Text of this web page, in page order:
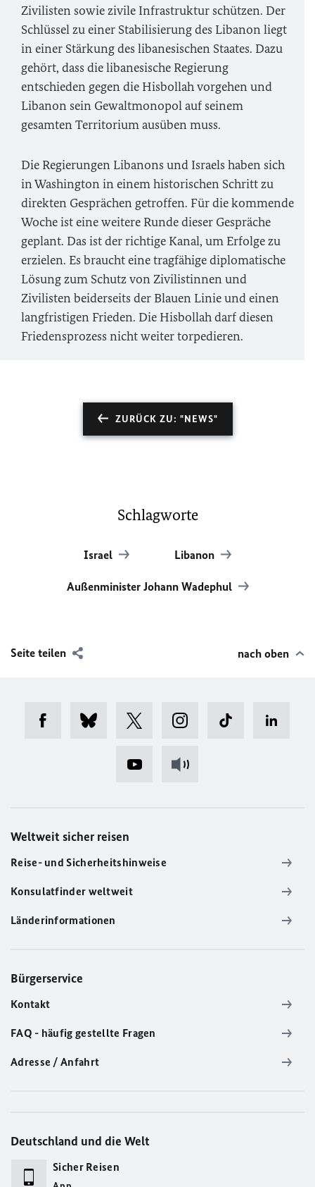
Zivilisten sowie zivile Infrastruktur schützen. Der
Schlüssel zu einer Stabilisierung des Libanon liegt
in einer Stärkung des libanesischen Staates. Dazu
gehört, dass die libanesische Regierung
entschieden gegen die Hisbollah vorgehen und
Libanon sein Gewaltmonopol auf seinem
gesamten Territorium ausüben muss.
Die Regierungen Libanons und Israels haben sich
in Washington in einem historischen Schritt zu
direkten Gesprächen getroffen. Für die kommende
Woche ist eine weitere Runde dieser Gespräche
geplant. Das ist der richtige Kanal, um Erfolge zu
erzielen. Es braucht eine tragfähige diplomatische
Lösung zum Schutz von Zivilistinnen und
Zivilisten beiderseits der Blauen Linie und einen
langfristigen Frieden. Die Hisbollah darf diesen
Friedensprozess nicht weiter torpedieren.
ZURÜCK ZU: "NEWS"
Schlagworte
Israel Libanon
Außenminister Johann Wadephul
Seite teilen nach oben
Weltweit sicher reisen
Reise- und Sicherheitshinweise
Konsulatfinder weltweit
Länderinformationen
Bürgerservice
Kontakt
FAQ - häufig gestellte Fragen
Adresse / Anfahrt
Deutschland und die Welt
Sicher Reisen